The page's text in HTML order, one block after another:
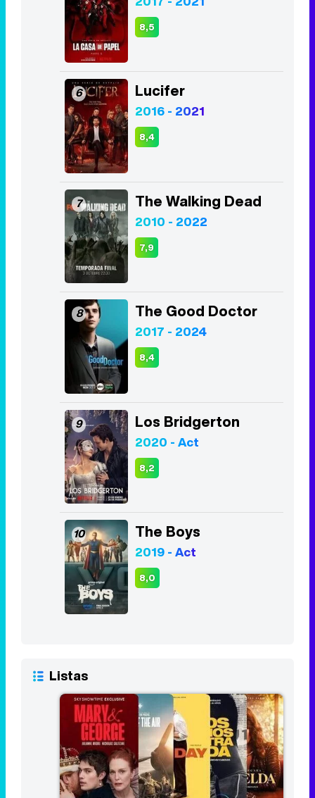
8,5
6 Lucifer
2016 - 2021
8,4
7 The Walking Dead
2010 - 2022
7,9
8 The Good Doctor
2017 - 2024
8,4
9 Los Bridgerton
2020 - Act
8,2
10 The Boys
2019 - Act
8,0
Listas